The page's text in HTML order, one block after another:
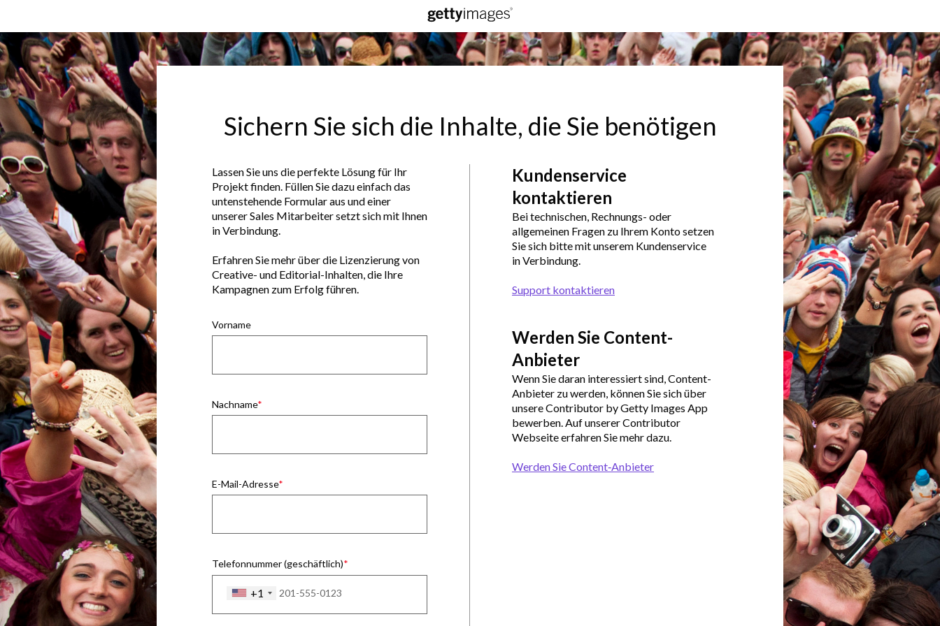
Sichern Sie sich die Inhalte, die Sie benötigen
Lassen Sie uns die perfekte Lösung für Ihr
Projekt finden. Füllen Sie dazu einfach das
untenstehende Formular aus und einer
unserer Sales Mitarbeiter setzt sich mit Ihnen
in Verbindung.
Erfahren Sie mehr über die Lizenzierung von
Creative- und Editorial-Inhalten, die Ihre
Kampagnen zum Erfolg führen.
Vorname
Nachname
E-Mail-Adresse
Telefonnummer (geschäftlich)
+1
Kundenservice
kontaktieren
Bei technischen, Rechnungs- oder
allgemeinen Fragen zu Ihrem Konto setzen
Sie sich bitte mit unserem Kundenservice
in Verbindung.
Support kontaktieren
Werden Sie Content-
Anbieter
Wenn Sie daran interessiert sind, Content-
Anbieter zu werden, können Sie sich über
unsere Contributor by Getty Images App
bewerben. Auf unserer Contributor
Webseite erfahren Sie mehr dazu.
Werden Sie Content‑Anbieter